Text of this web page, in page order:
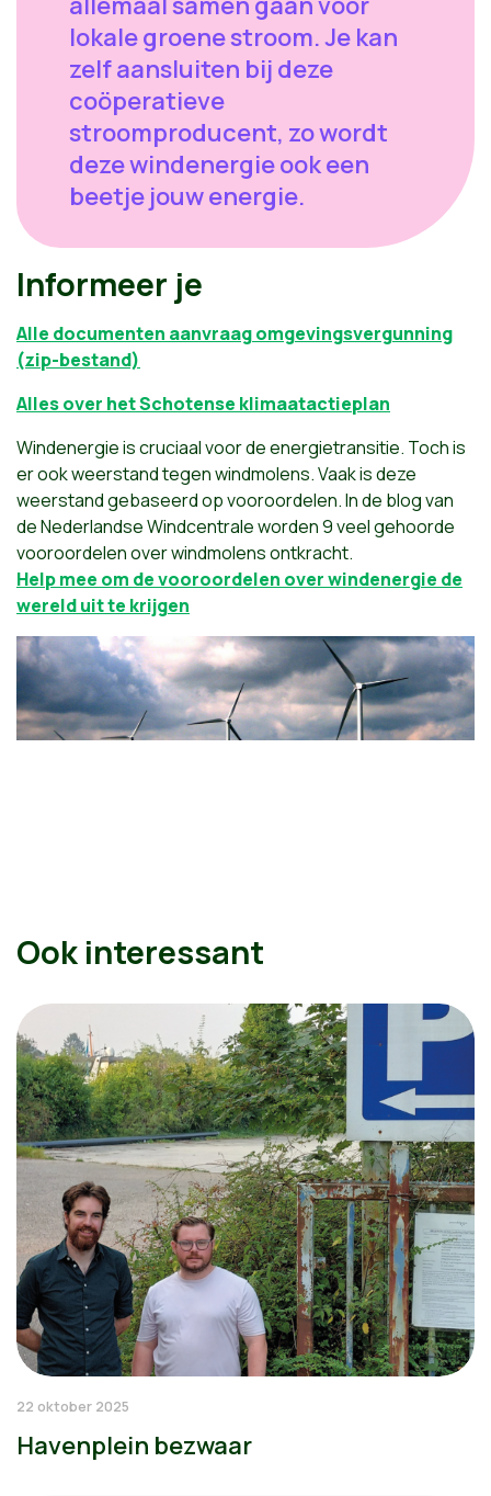
lokale groene stroom. Je kan
zelf aansluiten bij deze
coöperatieve
stroomproducent, zo wordt
deze windenergie ook een
beetje jouw energie.
Informeer je
Alle documenten aanvraag omgevingsvergunning
(zip-bestand)
Alles over het Schotense klimaatactieplan
Windenergie is cruciaal voor de energietransitie. Toch is
er ook weerstand tegen windmolens. Vaak is deze
weerstand gebaseerd op vooroordelen. In de blog van
de Nederlandse Windcentrale worden 9 veel gehoorde
vooroordelen over windmolens ontkracht.
Help mee om de vooroordelen over windenergie de
wereld uit te krijgen
Ook interessant
22 oktober 2025
Havenplein bezwaar